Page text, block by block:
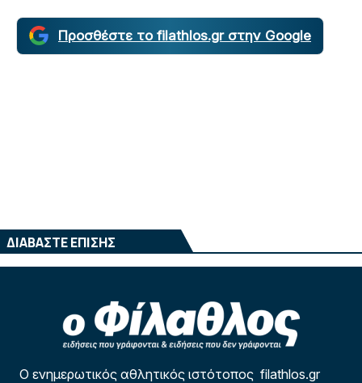
Προσθέστε το filathlos.gr στην Google
ΔΙΑΒΑΣΤΕ ΕΠΙΣΗΣ
Ο ενημερωτικός αθλητικός ιστότοπος filathlos.gr